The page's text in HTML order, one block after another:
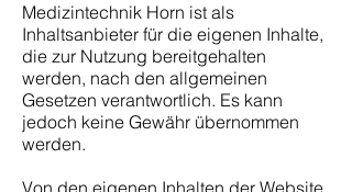
Medizintechnik Horn ist als
Inhaltsanbieter für die eigenen Inhalte,
die zur Nutzung bereitgehalten
werden, nach den allgemeinen
Gesetzen verantwortlich. Es kann
jedoch keine Gewähr übernommen
werden.
Von den eigenen Inhalten der Website